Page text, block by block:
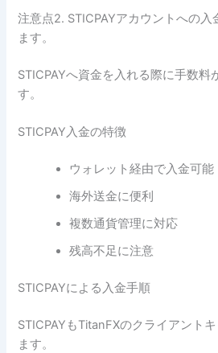
注意点2. STICPAYアカウントへの入
ます。
STICPAYへ資金を入れる際に手数料
す。
STICPAY入金の特徴
ウォレット経由で入金可能
海外送金に便利
複数通貨管理に対応
残高不足に注意
STICPAYによる入金手順
STICPAYもTitanFXのクライアント
ます。